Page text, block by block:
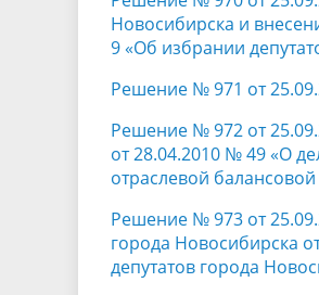
Новосибирска и
9 «Об избрании
Решение № 971 от
Решение № 972 от
от 28.04.2010 № 49 «О
отраслевой
Решение № 973 от
города Новосибирска
депутатов города